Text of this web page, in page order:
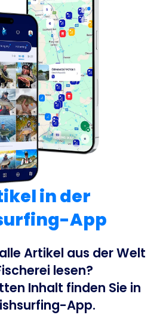
in der
App
Artikel aus der Welt
lesen?
Inhalt finden Sie in
App.